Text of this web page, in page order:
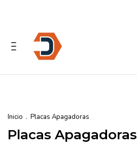
Inicio . Placas Apagadoras
Placas Apagadoras